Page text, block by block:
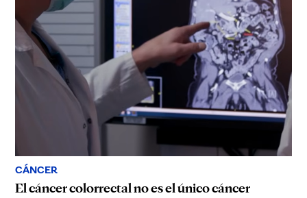
CÁNCER
El cáncer colorrectal no es el único cáncer